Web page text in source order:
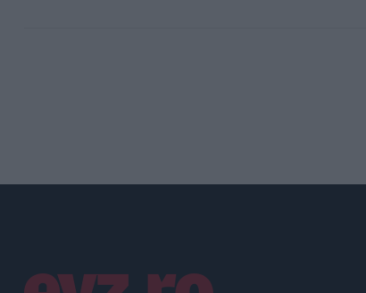
Linkuri utile